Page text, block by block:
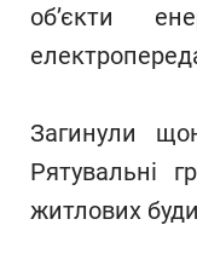
об’єкти
Загинули
Рятувальні
житлових